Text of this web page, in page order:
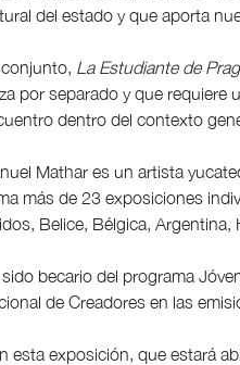
del estado y que aporta
La Estudiante de
por separado y que
dentro del contexto
Mathar es un artista
más de 23 exposiciones
Belice, Bélgica, Argentina,
sido becario del programa
de Creadores en las
esta exposición, que estará